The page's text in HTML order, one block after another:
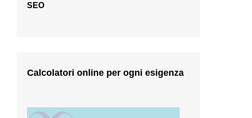
SEO
Calcolatori online per ogni esigenza